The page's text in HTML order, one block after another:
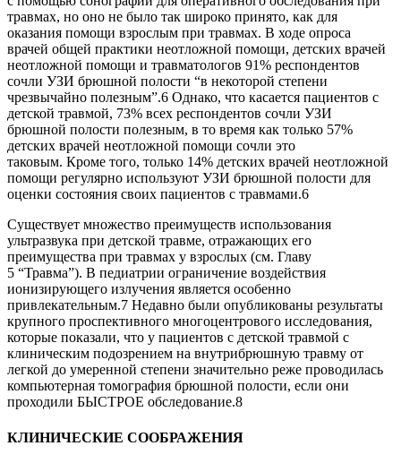
травмах, но оно не было так широко принято, как для
оказания помощи взрослым при травмах. В ходе опроса
врачей общей практики неотложной помощи, детских врачей
неотложной помощи и травматологов 91% респондентов
сочли УЗИ брюшной полости “в некоторой степени
чрезвычайно полезным”.6 Однако, что касается пациентов с
детской травмой, 73% всех респондентов сочли УЗИ
брюшной полости полезным, в то время как только 57%
детских врачей неотложной помощи сочли это
таковым. Кроме того, только 14% детских врачей неотложной
помощи регулярно используют УЗИ брюшной полости для
оценки состояния своих пациентов с травмами.6
Существует множество преимуществ использования
ультразвука при детской травме, отражающих его
преимущества при травмах у взрослых (см. Главу
5 “Травма”). В педиатрии ограничение воздействия
ионизирующего излучения является особенно
привлекательным.7 Недавно были опубликованы результаты
крупного проспективного многоцентрового исследования,
которые показали, что у пациентов с детской травмой с
клиническим подозрением на внутрибрюшную травму от
легкой до умеренной степени значительно реже проводилась
компьютерная томография брюшной полости, если они
проходили БЫСТРОЕ обследование.8
КЛИНИЧЕСКИЕ СООБРАЖЕНИЯ